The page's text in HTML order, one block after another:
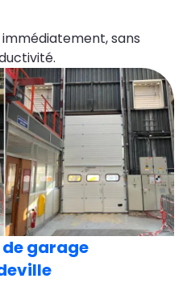
sans
garage